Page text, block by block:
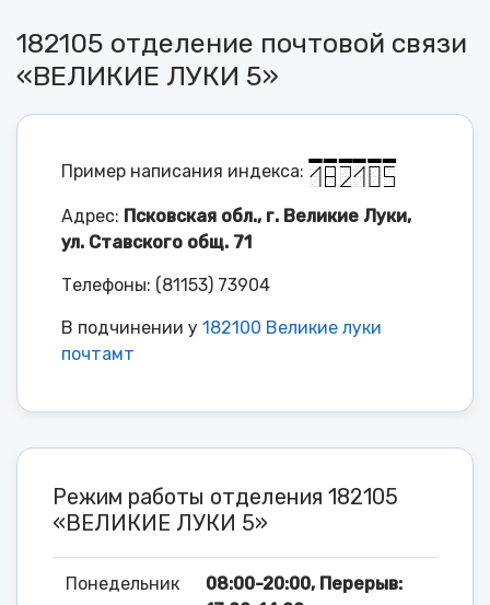
182105 отделение почтовой связи
«ВЕЛИКИЕ ЛУКИ 5»
Пример написания индекса:
Адрес: Псковская обл., г. Великие Луки,
ул. Ставского общ. 71
Телефоны: (81153) 73904
В подчинении у 182100 Великие луки
почтамт
Режим работы отделения 182105
«ВЕЛИКИЕ ЛУКИ 5»
Понедельник
08:00-20:00, Перерыв: